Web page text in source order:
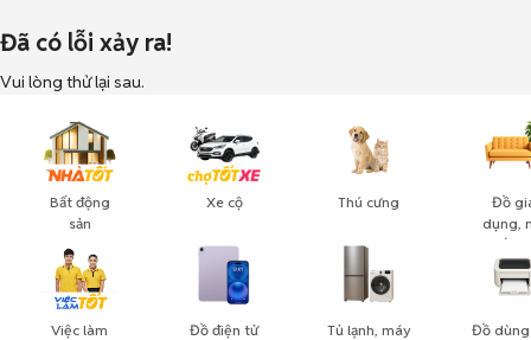
Đã có lỗi xảy ra!
Vui lòng thử lại sau.
Bất động
sản
Việc làm
Xe cộ
Đồ điện tử
Thú cưng
Tủ lạnh, máy
Đồ
dụng,
thất,
cảnh
Đồ dùng